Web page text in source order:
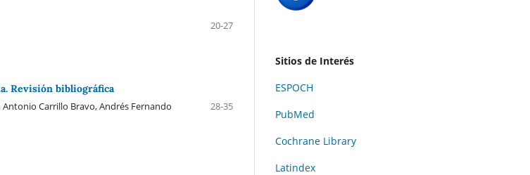
20-27
Revisión bibliográfica
Carrillo Bravo, Andrés Fernando
28-35
Sitios de Interés
ESPOCH
PubMed
Cochrane Library
Latindex